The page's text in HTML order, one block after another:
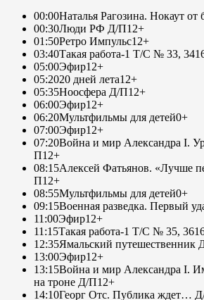
00:00Наталья Рагозина. Нокаут
00:30Люди РФ Д/П12+
01:50Ретро Импульс12+
03:40Такая работа-1 Т/С № 33, 34
05:00Эфир12+
05:2020 дней лета12+
05:35Ноосфера Д/П12+
06:00Эфир12+
06:20Мультфильмы для детей0+
07:00Эфир12+
07:20Война и мир Александра I.
П12+
08:15Алексей Фатьянов. «Лучше
П12+
08:55Мультфильмы для детей0+
09:15Военная разведка. Первый
11:00Эфир12+
11:15Такая работа-1 Т/С № 35, 36
12:35Ямальский путешественник
13:00Эфир12+
13:15Война и мир Александра I.
на троне Д/П12+
14:10Георг Отс. Публика ждет…